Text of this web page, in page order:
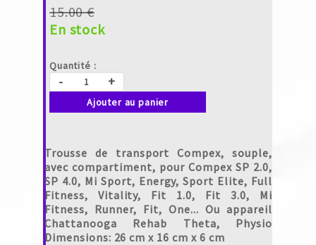
15.00 €
En stock
Quantité :
- +
Ajouter au panier
Trousse de transport Compex, souple,
avec compartiment, pour Compex SP 2.0,
SP 4.0, Mi Sport, Energy, Sport Elite, Full
Fitness, Vitality, Fit 1.0, Fit 3.0, Mi
Fitness, Runner, Fit, One... Ou appareil
Chattanooga Rehab Theta, Physio
Dimensions: 26 cm x 16 cm x 6 cm